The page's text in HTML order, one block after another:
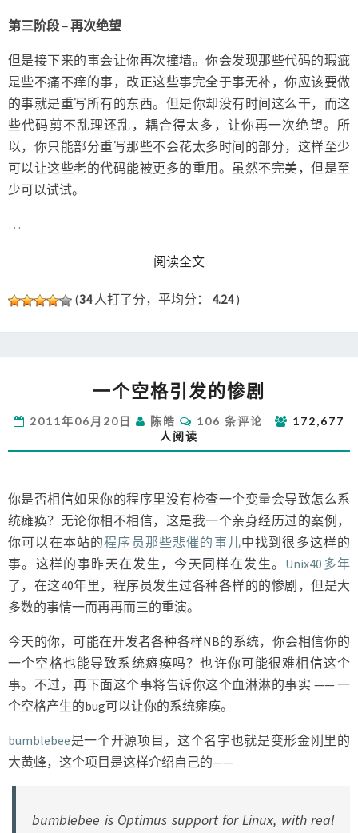
第三阶段 – 再次绝望
但是接下来的事会让你再次撞墙。你会发现那些代码的瑕疵
是些不痛不痒的事，改正这些事完全于事无补，你应该要做
的事就是重写所有的东西。但是你却没有时间这么干，而这
些代码剪不乱理还乱，耦合得太多，让你再一次绝望。所
以，你只能部分重写那些不会花太多时间的部分，这样至少
可以让这些老的代码能被更多的重用。虽然不完美，但是至
少可以试试。
…
阅读全文READ MORE
(34人打了分，平均分： 4.24)
个
格
引
惨
剧
一个空格引发的惨剧
2011年06月20日 陈皓
评
论
106 条评论
172,677
人阅读
你是否相信如果你的程序里没有检查一个变量会导致怎么系
统瘫痪？无论你相不相信，这是我一个亲身经历过的案例，
你可以在本站的程序员那些悲催的事儿中找到很多这样的
事。这样的事昨天在发生，今天同样在发生。 Unix40多年
了，在这40年里，程序员发生过各种各样的的惨剧，但是大
多数的事情一而再再而三的重演。
今天的你，可能在开发者各种各样NB的系统，你会相信你的
一个空格也能导致系统瘫痪吗？也许你可能很难相信这个
事。不过，再下面这个事将告诉你这个血淋淋的事实 —— 一
个空格产生的bug可以让你的系统瘫痪。
bumblebee是一个开源项目，这个名字也就是变形金刚里的
大黄蜂，这个项目是这样介绍自己的——
bumblebee is Optimus support for Linux, with real